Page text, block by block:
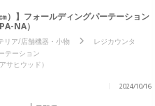
）】フォールディングパーテーション
NA）
リア/店舗機器・小物
レジカウンタ
テーション
サヒウッド）
2024/10/16